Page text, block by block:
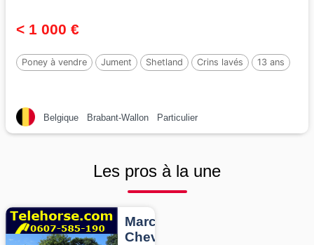
< 1 000 €
Poney à vendre Jument Shetland Crins lavés 13 ans
Belgique Brabant-Wallon Particulier
Les pros à la une
Marcheurs
Chevaux